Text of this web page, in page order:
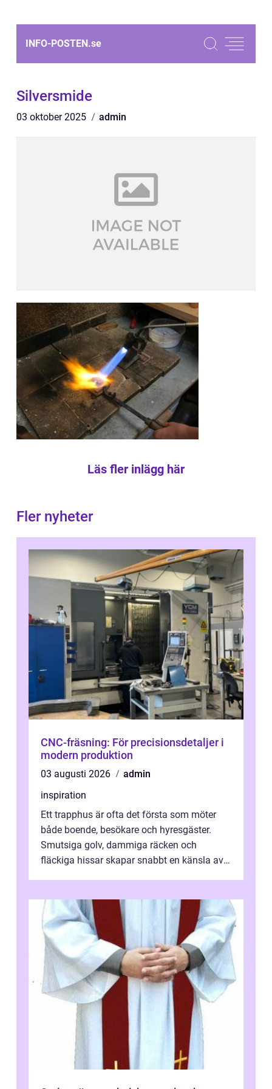
INFO-POSTEN.se
Silversmide
03 oktober 2025 admin
Läs fler inlägg här
Fler nyheter
CNC-fräsning: För precisionsdetaljer i
modern produktion
03 augusti 2026
admin
inspiration
Ett trapphus är ofta det första som möter
både boende, besökare och hyresgäster.
Smutsiga golv, dammiga räcken och
fläckiga hissar skapar snabbt en känsla av